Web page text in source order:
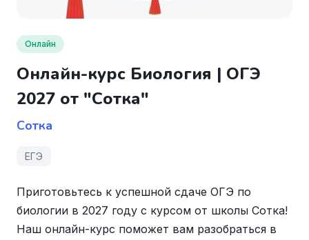
Онлайн
Онлайн-курс Биология | ОГЭ
2027 от "Сотка"
Сотка
ЕГЭ
Приготовьтесь к успешной сдаче ОГЭ по
биологии в 2027 году с курсом от школы Сотка!
Наш онлайн-курс поможет вам разобраться в